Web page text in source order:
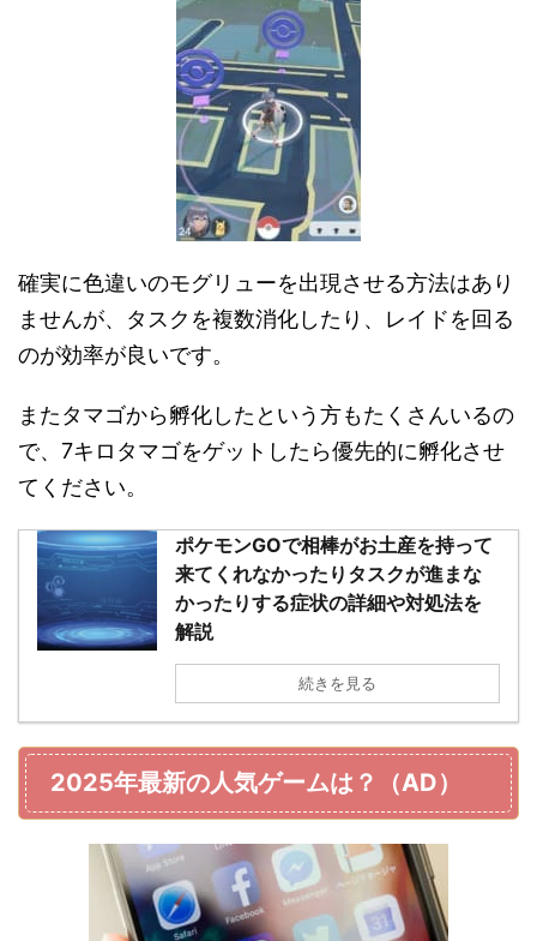
確実に色違いのモグリューを出現させる方法はあり
ませんが、タスクを複数消化したり、レイドを回る
のが効率が良いです。
またタマゴから孵化したという方もたくさんいるの
で、7キロタマゴをゲットしたら優先的に孵化させ
てください。
ポケモンGOで相棒がお土産を持って
来てくれなかったりタスクが進まな
かったりする症状の詳細や対処法を
解説
続きを見る
2025年最新の人気ゲームは？（AD）